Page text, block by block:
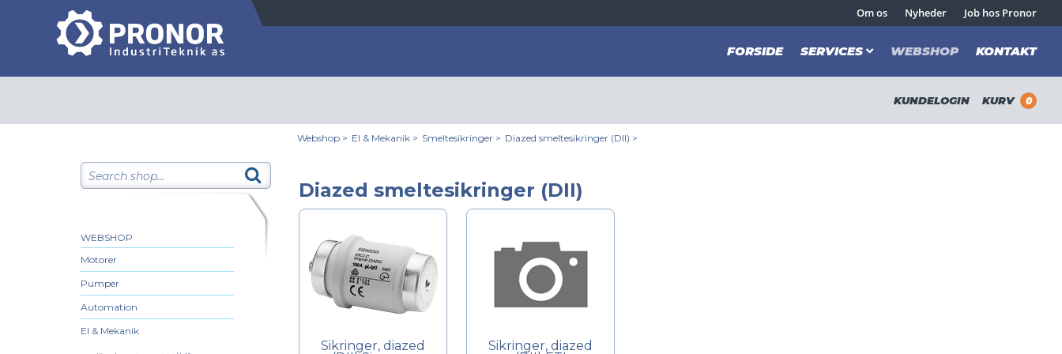
Om os Nyheder Job hos Pronor
FORSIDE SERVICES WEBSHOP KONTAKT
KUNDELOGIN KURV 0
WEBSHOP
Motorer
Pumper
Automation
El & Mekanik
Webshop > El & Mekanik > Smeltesikringer > Diazed smeltesikringer (DII) >
Diazed smeltesikringer (DII)
Sikringer, diazed Sikringer, diazed